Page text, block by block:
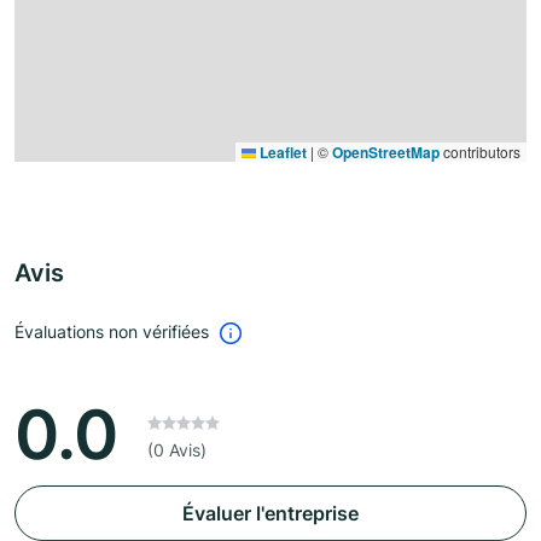
Leaflet | ©OpenStreetMapcontributors
Avis
Évaluations non vérifiées
0.0 (0 Avis)
Évaluer l'entreprise